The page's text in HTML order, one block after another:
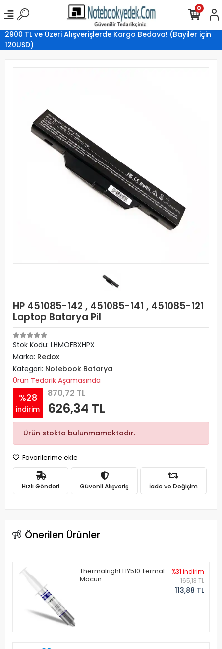
2900 TL ve Üzeri Alışverişlerde Kargo Bedava! (Bayiler için
120USD)
0
HP 451085-142 , 451085-141 , 451085-121
Laptop Batarya Pil
Stok Kodu: LHMOFBXHPX
Marka: Redox
Kategori: Notebook Batarya
Ürün Tedarik Aşamasında
%28
indirim
870,72 TL
626,34 TL
Ürün stokta bulunmamaktadır.
Favorilerime ekle
Hızlı Gönderi Güvenli Alışveriş İade ve Değişim
Önerilen Ürünler
Thermalright HY510 Termal
Macun
%31 indirim
165,13 TL
113,88 TL